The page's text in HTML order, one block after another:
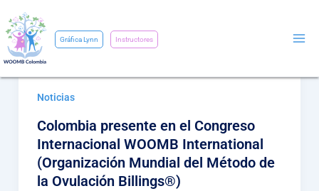
al
contenido
Gráfica Lynn Instructores
Noticias
Colombia presente en el Congreso
Internacional WOOMB International
(Organización Mundial del Método de
la Ovulación Billings®️)